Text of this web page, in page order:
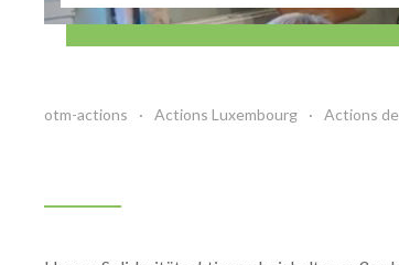
otm-actions Actions Luxembourg Actions